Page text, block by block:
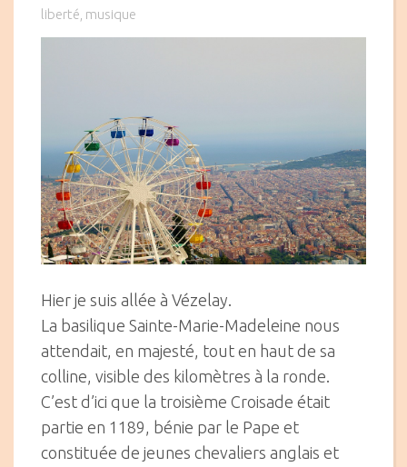
on
liberté, musique
Hier je suis allée à Vézelay.
La basilique Sainte-Marie-Madeleine nous
attendait, en majesté, tout en haut de sa
colline, visible des kilomètres à la ronde.
C’est d’ici que la troisième Croisade était
partie en 1189, bénie par le Pape et
constituée de jeunes chevaliers anglais et